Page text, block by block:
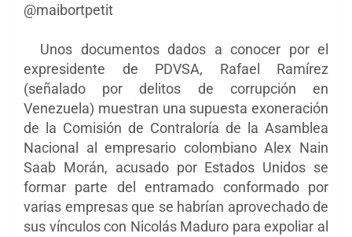
@maibortpetit
Unos documentos dados a conocer por el
expresidente de PDVSA, Rafael Ramírez
(señalado por delitos de corrupción en
Venezuela) muestran una supuesta exoneración
de la Comisión de Contraloría de la Asamblea
Nacional al empresario colombiano Alex Nain
Saab Morán, acusado por Estados Unidos se
formar parte del entramado conformado por
varias empresas que se habrían aprovechado de
sus vínculos con Nicolás Maduro para expoliar al